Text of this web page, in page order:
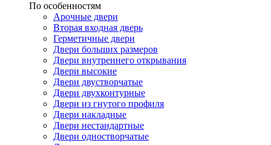
По особенностям
Арочные двери
Вторая входная дверь
Герметичные двери
Двери больших размеров
Двери внутреннего открывания
Двери высокие
Двери двустворчатые
Двери двухконтурные
Двери из гнутого профиля
Двери накладные
Двери нестандартные
Двери одностворчатые